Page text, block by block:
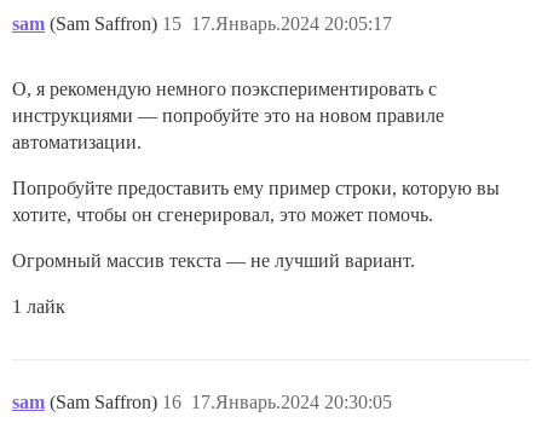
sam (Sam Saffron) 17.Январь.2024 20:05:17
15
О, я рекомендую немного поэкспериментировать с
инструкциями — попробуйте это на новом правиле
автоматизации.
Попробуйте предоставить ему пример строки, которую вы
хотите, чтобы он сгенерировал, это может помочь.
Огромный массив текста — не лучший вариант.
1 лайк
sam (Sam Saffron) 17.Январь.2024 20:30:05
16